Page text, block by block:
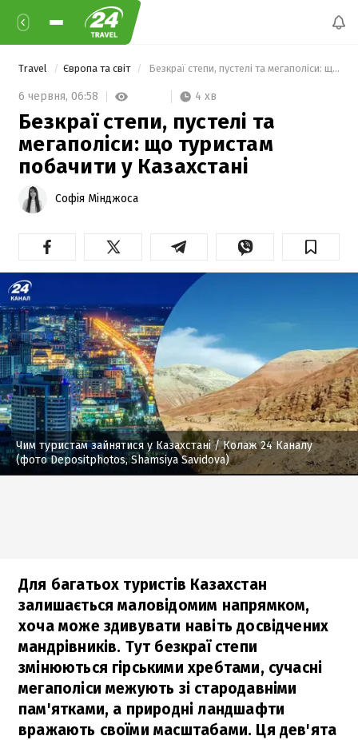
Travel Європа та світ Безкраї степи, пустелі та мегаполіси: що туристам побачити у Казахстані
6 червня, 06:58 4 хв
Безкраї степи, пустелі та
мегаполіси: що туристам
побачити у Казахстані
Софія Мінджоса
Чим туристам зайнятися у Казахстані/ Колаж 24 Каналу
(фото Depositphotos, Shamsiya Savidova)
Для багатьох туристів Казахстан
залишається маловідомим напрямком,
хоча може здивувати навіть досвідчених
мандрівників. Тут безкраї степи
змінюються гірськими хребтами, сучасні
мегаполіси межують зі стародавніми
пам'ятками, а природні ландшафти
вражають своїми масштабами. Ця дев'ята